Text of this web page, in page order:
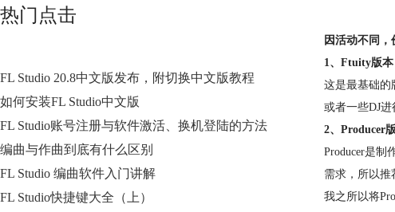
热门点击
FL Studio 20.8中文版发布，附切换中文版教程
如何安装FL Studio中文版
FL Studio账号注册与软件激活、换机登陆的方法
编曲与作曲到底有什么区别
FL Studio 编曲软件入门讲解
FL Studio快捷键大全（上）
因活动不同，
1、Ftuity版本
这是最基础的
或者一些DJ进
2、Producer
Producer是制
需求，所以推
我之所以将